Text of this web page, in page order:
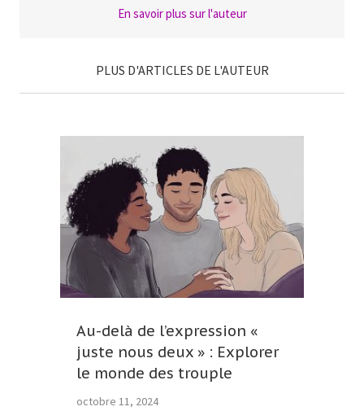
En savoir plus sur l'auteur
PLUS D'ARTICLES DE L'AUTEUR
Au-delà de l’expression «
juste nous deux » : Explorer
le monde des trouple
octobre 11, 2024